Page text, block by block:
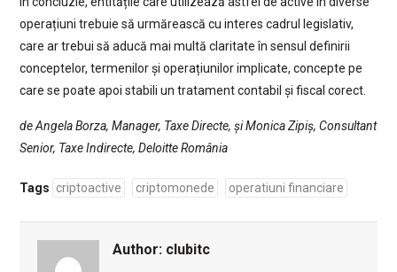
operațiuni trebuie să urmărească cu interes cadrul legislativ,
care ar trebui să aducă mai multă claritate în sensul definirii
conceptelor, termenilor și operațiunilor implicate, concepte pe
care se poate apoi stabili un tratament contabil și fiscal corect.
de Angela Borza, Manager, Taxe Directe, și Monica Zipiș, Consultant
Senior, Taxe Indirecte, Deloitte România
Tags criptoactive criptomonede operatiuni financiare
Author: clubitc